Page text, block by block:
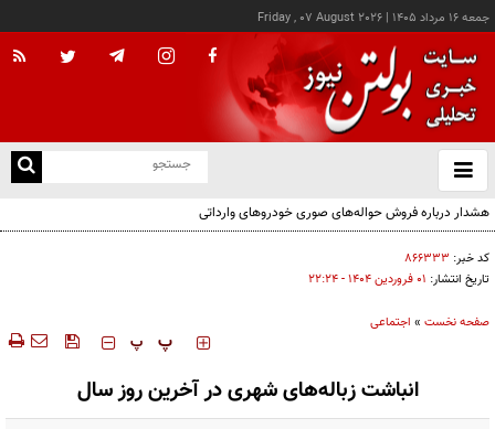
جمعه ۱۶ مرداد ۱۴۰۵ |
Friday , 07 August 2026
باز
و
کد خبر: ۸۶۶۳۳۳
تاریخ انتشار: ۰۱ فروردين ۱۴۰۴ - ۲۲:۲۴
صفحه نخست » اجتماعی
‍‍‍ پ پ
انباشت زباله‌های شهری در آخرین روز سال